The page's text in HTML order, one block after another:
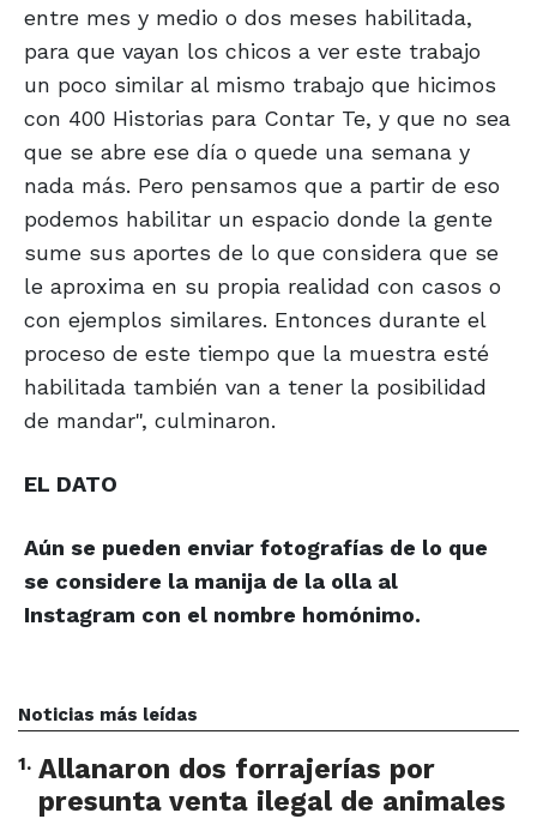
entre mes y medio o dos meses habilitada,
para que vayan los chicos a ver este trabajo
un poco similar al mismo trabajo que hicimos
con 400 Historias para Contar Te, y que no sea
que se abre ese día o quede una semana y
nada más. Pero pensamos que a partir de eso
podemos habilitar un espacio donde la gente
sume sus aportes de lo que considera que se
le aproxima en su propia realidad con casos o
con ejemplos similares. Entonces durante el
proceso de este tiempo que la muestra esté
habilitada también van a tener la posibilidad
de mandar", culminaron.
EL DATO
Aún se pueden enviar fotografías de lo que
se considere la manija de la olla al
Instagram con el nombre homónimo.
Noticias más leídas
1. Allanaron dos forrajerías por
presunta venta ilegal de animales